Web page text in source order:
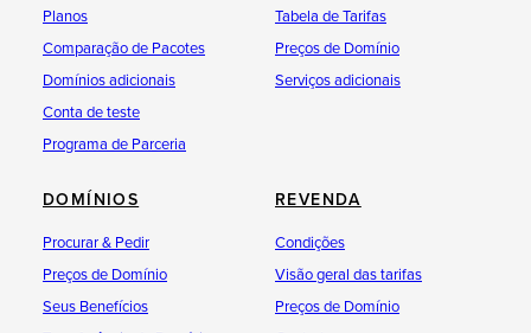
então removerá o bloqueio de mudança
de provedor.
solicite o código de autenticação ao
provedor atual e nos informe (isso
ocorre durante o processo de pedido,
.INFO
desejo de mudança de provedor, que
então removerá o bloqueio de mudança
Planos
Comparação de Pacotes
Domínios adicionais
Conta de teste
Programa de Parceria
Tabela de Tarifas
Preços de Domínio
Serviços adicionais
DOMÍNIOS
Procurar & Pedir
Preços de Domínio
Seus Benefícios
REVENDA
Condições
Visão geral das tarifas
Preços de Domínio